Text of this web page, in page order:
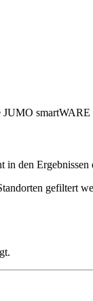
den Ergebnissen
gefiltert